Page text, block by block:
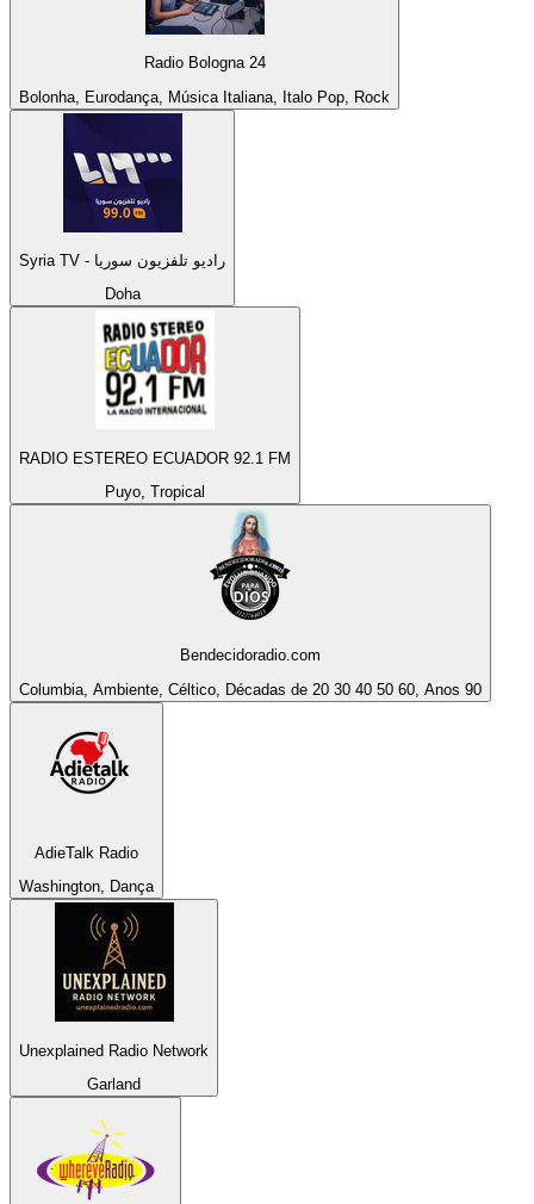
Radio Bologna 24
Bolonha, Eurodança, Música Italiana, Italo Pop, Rock
Syria TV - راديو تلفزيون سوريا
Doha
RADIO ESTEREO ECUADOR 92.1 FM
Puyo, Tropical
Bendecidoradio.com
Columbia, Ambiente, Céltico, Décadas de 20 30 40 50 60, Anos 90
AdieTalk Radio
Washington, Dança
Unexplained Radio Network
Garland